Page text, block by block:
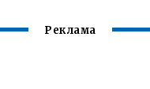
Реклама